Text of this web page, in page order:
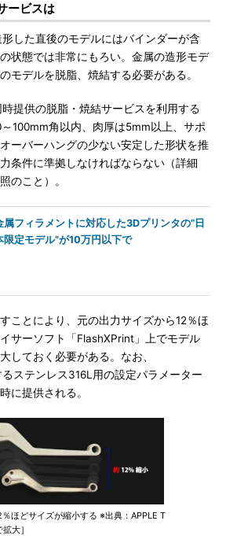
ービスは
した直後のモデルにはバインダーが含
状態では非常にもろい。金属の造形モデ
モデルを脱脂、焼結する必要がある。
提供の脱脂・焼結サービスを利用する
100mm角以内、肉厚は5mm以上、サポ
ーバーハングの少ない安定した形状を推
条件に準拠しなければならない（詳細
のこと）。
属フィラメントに対応した3Dプリンタの“日
限定モデル”が10万円以下で
ことにより、元の出力サイズから12％ほ
サーソフト「FlashXPrint」上でモデル
しておく必要がある。なお、
ステンレス316L用の設定パラメーター
に提供される。
ほどサイズが縮小する ※出典：APPLE T
大］